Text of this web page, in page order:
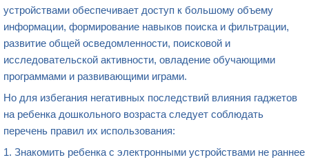
устройствами обеспечивает доступ к большому объему
информации, формирование навыков поиска и фильтрации,
развитие общей осведомленности, поисковой и
исследовательской активности, овладение обучающими
программами и развивающими играми.
Но для избегания негативных последствий влияния гаджетов
на ребенка дошкольного возраста следует соблюдать
перечень правил их использования:
1. Знакомить ребенка с электронными устройствами не раннее